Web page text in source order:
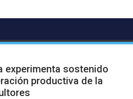
experimenta sostenido
productiva de la